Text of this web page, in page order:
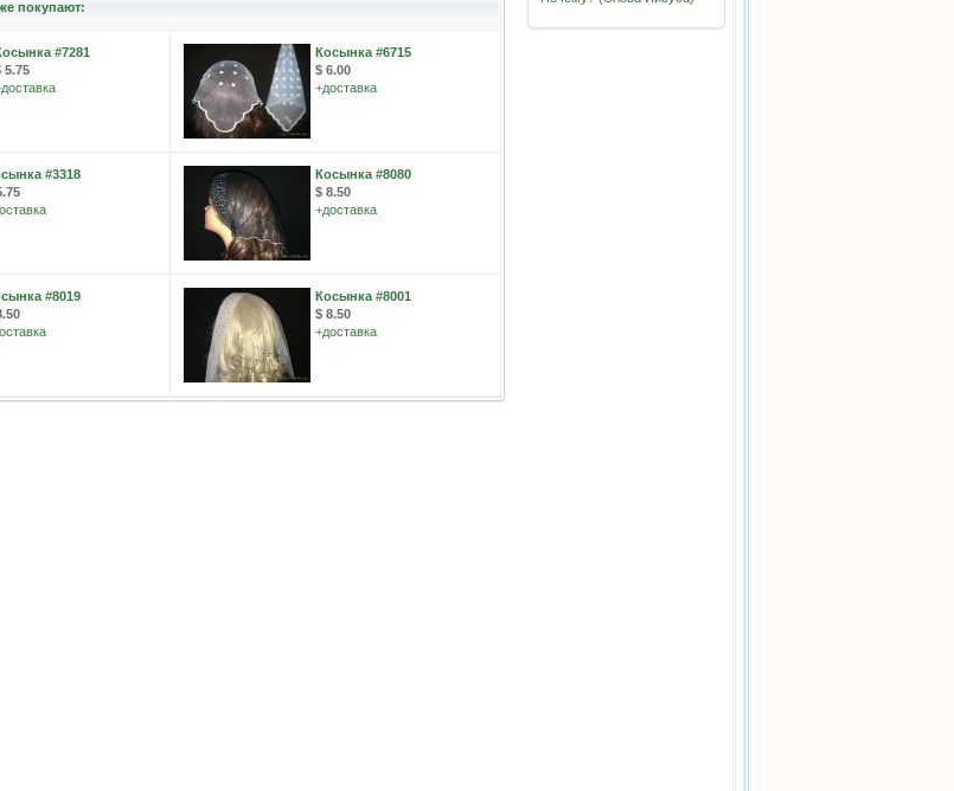
покупают:
#7281
5.75
доставка
Косынка #6715
$ 6.00
+доставка
#3318
Косынка #8080
$ 8.50
+доставка
#8019
Косынка #8001
$ 8.50
+доставка